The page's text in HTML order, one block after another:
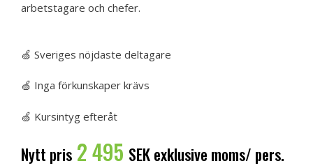
arbetstagare och chefer.
🍏 Sveriges nöjdaste deltagare
🍏 Inga förkunskaper krävs
🍏 Kursintyg efteråt
Nytt pris 2 495 SEK exklusive moms/ pers.